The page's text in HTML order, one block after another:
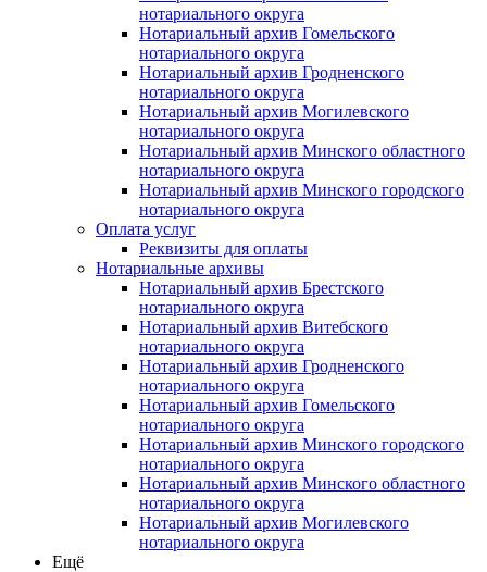
нотариального округа
Нотариальный архив Гомельского
нотариального округа
Нотариальный архив Гродненского
нотариального округа
Нотариальный архив Могилевского
нотариального округа
Нотариальный архив Минского областного
нотариального округа
Нотариальный архив Минского городского
нотариального округа
Оплата услуг
Реквизиты для оплаты
Нотариальные архивы
Нотариальный архив Брестского
нотариального округа
Нотариальный архив Витебского
нотариального округа
Нотариальный архив Гродненского
нотариального округа
Нотариальный архив Гомельского
нотариального округа
Нотариальный архив Минского городского
нотариального округа
Нотариальный архив Минского областного
нотариального округа
Нотариальный архив Могилевского
нотариального округа
Ещё